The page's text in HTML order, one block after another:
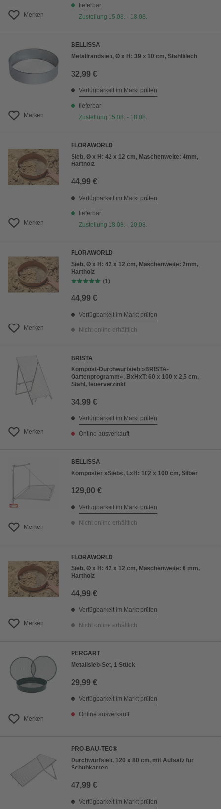
Merken
lieferbar
Zustellung 15.08. - 18.08.
Merken
BELLISSA
Metallrandsieb, Ø x H: 39 x 10 cm, Stahlblech
32,99 €
Verfügbarkeit im Markt prüfen
lieferbar
Zustellung 15.08. - 18.08.
Merken
FLORAWORLD
Sieb, Ø x H: 42 x 12 cm, Maschenweite: 4mm,
Hartholz
44,99 €
Verfügbarkeit im Markt prüfen
lieferbar
Zustellung 18.08. - 20.08.
Merken
FLORAWORLD
Sieb, Ø x H: 42 x 12 cm, Maschenweite: 2mm,
Hartholz
(1)
44,99 €
Verfügbarkeit im Markt prüfen
Nicht online erhältlich
Merken
BRISTA
Kompost-Durchwurfsieb »BRISTA-
Gartenprogramm«, BxHxT: 60 x 100 x 2,5 cm,
Stahl, feuerverzinkt
34,99 €
Verfügbarkeit im Markt prüfen
Online ausverkauft
Merken
BELLISSA
Komposter »Sieb«, LxH: 102 x 100 cm, Silber
129,00 €
Verfügbarkeit im Markt prüfen
Nicht online erhältlich
Merken
FLORAWORLD
Sieb, Ø x H: 42 x 12 cm, Maschenweite: 6 mm,
Hartholz
44,99 €
Verfügbarkeit im Markt prüfen
Nicht online erhältlich
Merken
PERGART
Metallsieb-Set, 1 Stück
29,99 €
Verfügbarkeit im Markt prüfen
Online ausverkauft
PRO-BAU-TEC®
Durchwurfsieb, 120 x 80 cm, mit Aufsatz für
Schubkarren
47,99 €
Verfügbarkeit im Markt prüfen